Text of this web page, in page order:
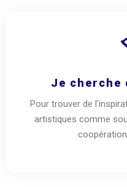
Je cherche
Pour trouver de
artistiques comme